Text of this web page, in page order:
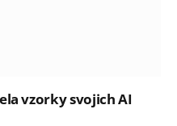
vzorky svojich AI